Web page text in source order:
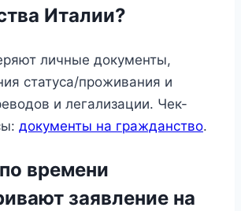
Италии?
личные документы,
статуса/проживания и
и легализации. Чек-
документы на гражданство.
времени
заявление на